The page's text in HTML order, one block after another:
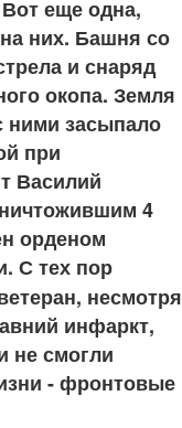
еще одна,
них. Башня со
и снаряд
окопа. Земля
ними засыпало
при
Василий
4
орденом
С тех пор
несмотря
инфаркт,
не смогли
- фронтовые